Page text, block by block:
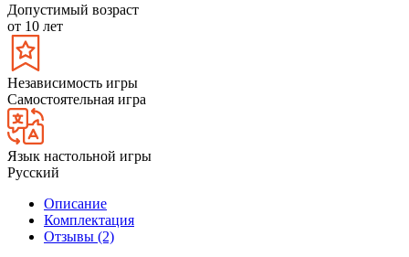
Допустимый возраст
от 10 лет
Независимость игры
Самостоятельная игра
Язык настольной игры
Русский
Описание
Комплектация
Отзывы (2)